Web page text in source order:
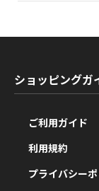
ショッピングガ
ご利用ガイド
利用規約
プライバシー